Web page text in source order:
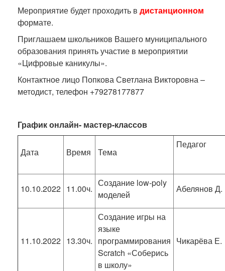
Мероприятие будет проходить в дистанционном
формате.
Приглашаем школьников Вашего муниципального
образования принять участие в мероприятии
«Цифровые каникулы».
Контактное лицо Попкова Светлана Викторовна –
методист, телефон +79278177877
График онлайн- мастер-классов
Дата Время Тема
Педагог
10.10.2022 11.00ч.
Создание low-poly
моделей
Абелянов Д.
11.10.2022 13.30ч.
Создание игры на
языке
программирования
Scratch «Соберись
в школу»
Чикарёва Е.